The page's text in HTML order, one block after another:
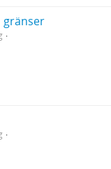
gränser